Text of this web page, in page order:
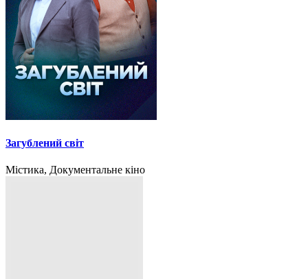
Загублений світ
Містика, Документальне кіно